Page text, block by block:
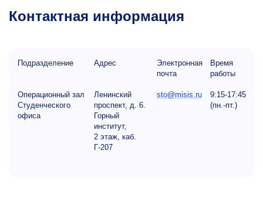
Контактная информация
Подразделение Адрес
Электронная
почта
Время
работы
Операционный зал
Студенческого
офиса
Ленинский
проспект, д. 6.
Горный
институт,
2 этаж, каб.
Г-207
sto@misis.ru
9:15-17:45
(пн.-пт.)